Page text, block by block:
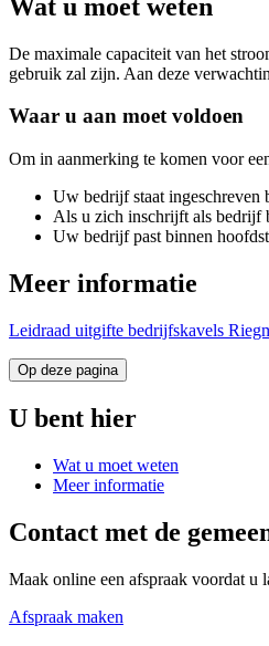
Wat u moet weten
De maximale capaciteit van het
gebruik zal zijn. Aan deze
Waar u aan moet voldoen
Om in aanmerking te komen voor
Uw bedrijf staat
Als u zich inschrijft als bedrijf
Uw bedrijf past binnen
Meer informatie
Leidraad uitgifte bedrijfskavels
Op deze pagina
U bent hier
Wat u moet weten
Meer informatie
Contact met de
Maak online een afspraak voordat u
Afspraak maken